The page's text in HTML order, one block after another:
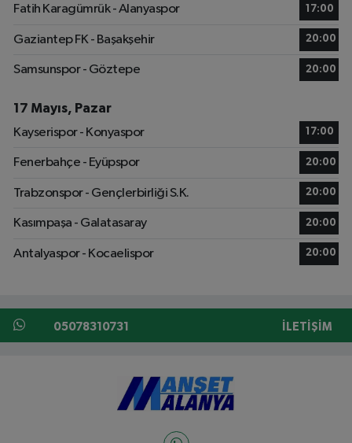
Fatih Karagümrük - Alanyaspor
17:00
Gaziantep FK - Başakşehir 20:00
Samsunspor - Göztepe 20:00
17 Mayıs, Pazar
Kayserispor - Konyaspor
17:00
Fenerbahçe - Eyüpspor 20:00
Trabzonspor - Gençlerbirliği S.K. 20:00
Kasımpaşa - Galatasaray 20:00
Antalyaspor - Kocaelispor 20:00
05078310731 İLETIŞIM